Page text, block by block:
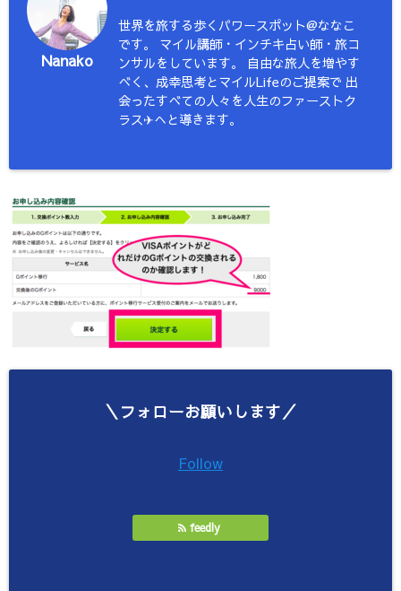
Nanako
世界を旅する歩くパワースポット@ななこ
です。 マイル講師・インチキ占い師・旅コ
ンサルをしています。 自由な旅人を増やす
べく、成幸思考とマイルLifeのご提案で 出
会ったすべての人々を人生のファーストク
ラス✈︎へと導きます。
＼フォローお願いします／
Follow
feedly